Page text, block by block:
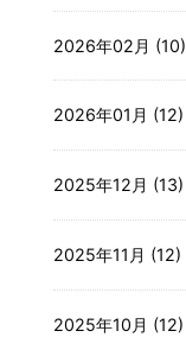
2026年02月 (10)
2026年01月 (12)
2025年12月 (13)
2025年11月 (12)
2025年10月 (12)